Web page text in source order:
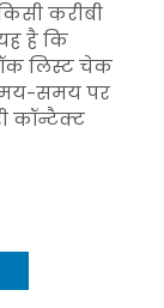
करीबी
है कि
लिस्ट चेक
समय पर
कॉन्टैक्ट